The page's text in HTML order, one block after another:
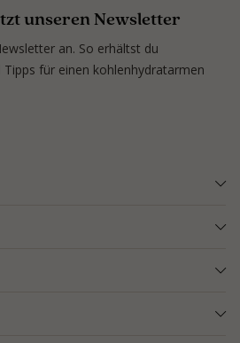
unseren Newsletter
an. So erhältst du
für einen kohlenhydratarmen